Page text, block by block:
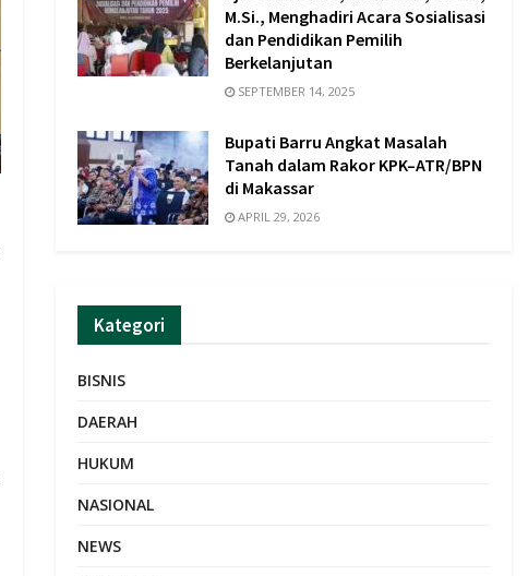
M.Si., Menghadiri Acara Sosialisasi
dan Pendidikan Pemilih
Berkelanjutan
SEPTEMBER 14, 2025
Bupati Barru Angkat Masalah
Tanah dalam Rakor KPK–ATR/BPN
di Makassar
APRIL 29, 2026
Kategori
BISNIS
DAERAH
HUKUM
NASIONAL
NEWS